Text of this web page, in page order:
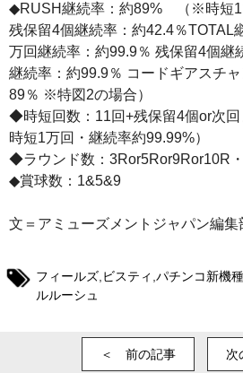
◆RUSH継続率：約89% （※時短
残保留4個継続率：約42.4％TOTAL
万回継続率：約99.9％ 残保留4個継
継続率：約99.9％ コードギアスチ
89％ ※特図2の場合）
◆時短回数：11回+残保留4個or次
時短1万回・継続率約99.99%）
◆ラウンド数：3Ror5Ror9Ror10R
◆賞球数：1&5&9
文＝アミューズメントジャパン編集
フィールズ ビスティ パチンコ新機種
ルルーシュ
＜ 前の記事 次